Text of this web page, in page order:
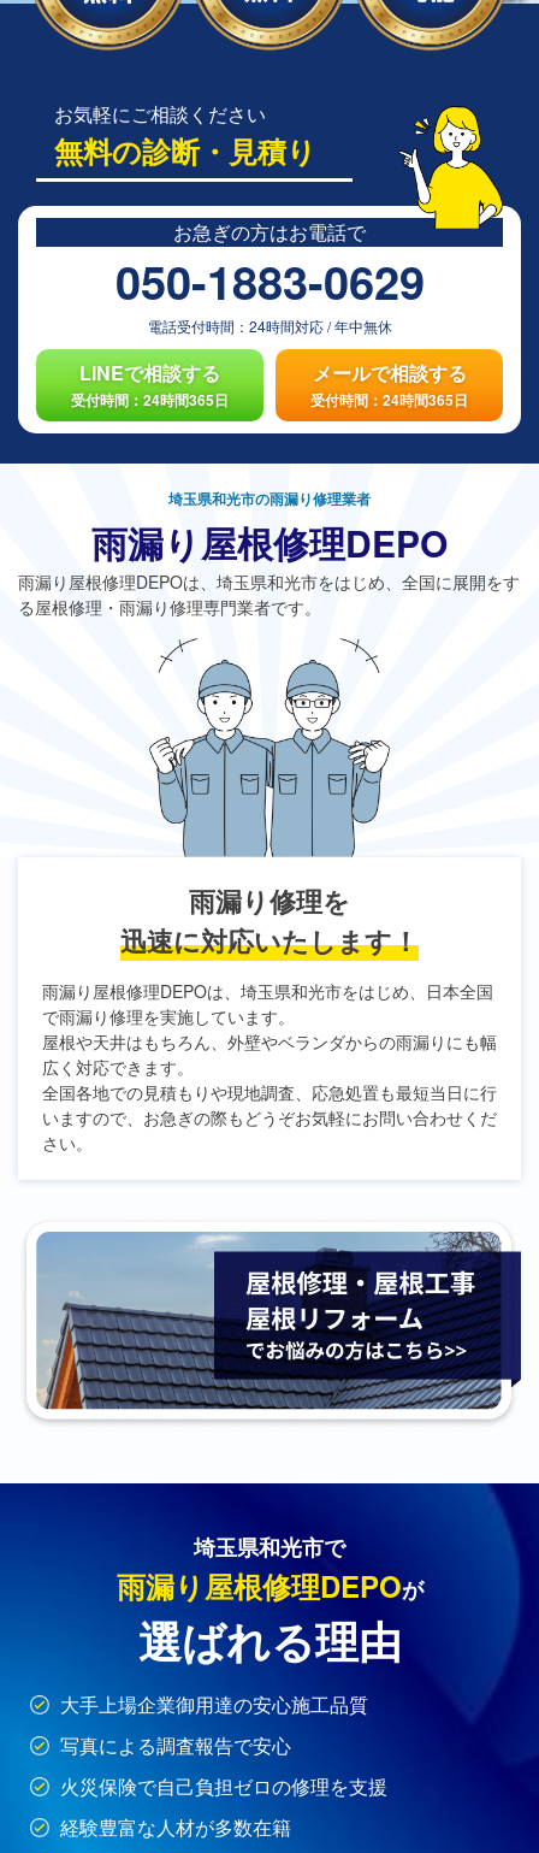
お気軽にご相談ください
無料の診断・見積り
お急ぎの方はお電話で
050-1883-0629
電話受付時間： 24時間対応/年中無休
LINEで相談する
受付時間：24時間365日
メールで相談する
受付時間：24時間365日
埼玉県和光市の雨漏り修理業者
雨漏り屋根修理DEPO
雨漏り屋根修理DEPOは、埼玉県和光市をはじめ、全国に展開をす
る屋根修理・雨漏り修理専門業者です。
雨漏り修理を
迅速に対応いたします！
雨漏り屋根修理DEPOは、埼玉県和光市をはじめ、日本全国
で雨漏り修理を実施しています。
屋根や天井はもちろん、外壁やベランダからの雨漏りにも幅
広く対応できます。
全国各地での見積もりや現地調査、応急処置も最短当日に行
いますので、お急ぎの際もどうぞお気軽にお問い合わせくだ
さい。
埼玉県和光市で
雨漏り屋根修理DEPOが
選ばれる理由
大手上場企業御用達の安心施工品質
写真による調査報告で安心
火災保険で自己負担ゼロの修理を支援
経験豊富な人材が多数在籍